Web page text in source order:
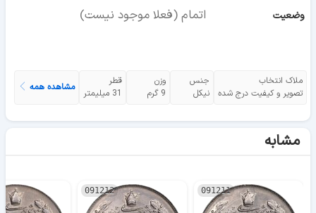
وضعیت اتمام (فعلا موجود نیست)
ملاک انتخاب
تصویر و کیفیت درج شده
جنس
نیکل
وزن
9 گرم
قطر
31 میلیمتر
مشاهده همه
مشابه
091211
091212